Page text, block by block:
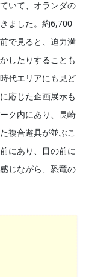
いて、オランダの
ました。約6,700
で見ると、迫力満
したりすることも
代エリアにも見ど
応じた企画展示も
ク内にあり、長崎
複合遊具が並ぶこ
にあり、目の前に
じながら、恐竜の